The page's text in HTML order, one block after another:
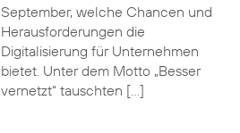
September, welche Chancen und
Herausforderungen die
Digitalisierung für Unternehmen
bietet. Unter dem Motto „Besser
vernetzt“ tauschten […]